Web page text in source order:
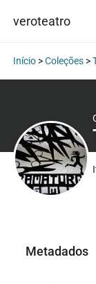
veroteatro
Início>Coleções>
Metadados